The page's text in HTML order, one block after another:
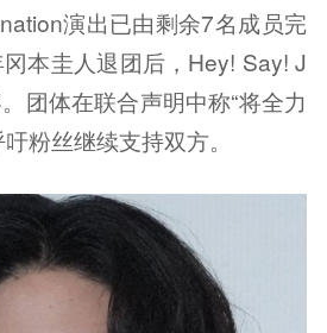
演出已由剩余7名成员完
本圭人退团后，Hey! Say! J
团体在联合声明中称“将全力
吁粉丝继续支持双方。